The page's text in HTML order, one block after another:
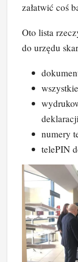
załatwić coś
Oto lista
do urzędu
deklaracji
numery
telePIN